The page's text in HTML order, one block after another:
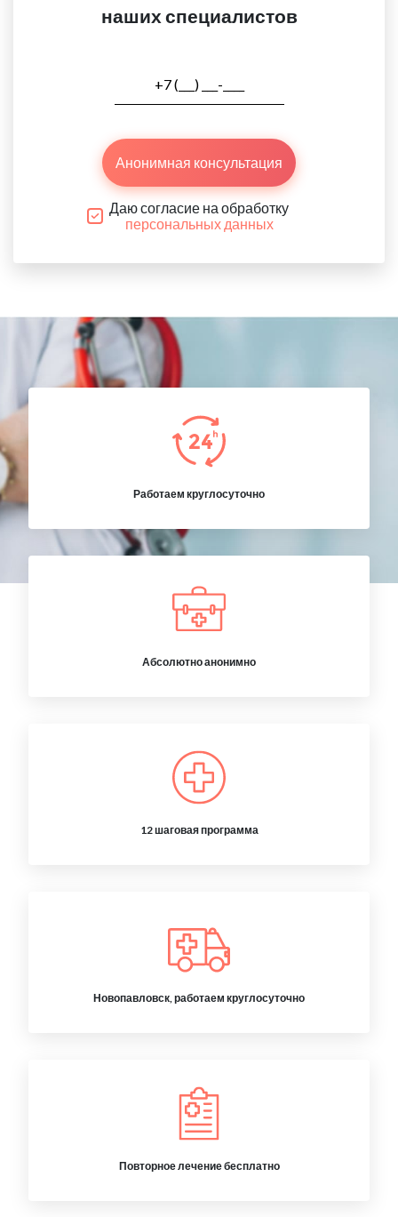
наших специалистов
Анонимная консультация
Даю согласие на обработку
персональных данных
Работаем круглосуточно
Абсолютно анонимно
12 шаговая программа
Новопавловск, работаем круглосуточно
Повторное лечение бесплатно